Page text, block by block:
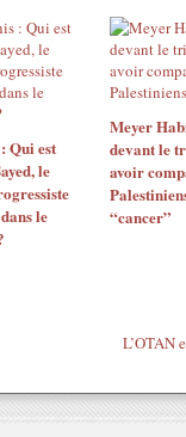
Qui est
le
le
Meyer
devant le
avoir
“cancer”
L’OTAN